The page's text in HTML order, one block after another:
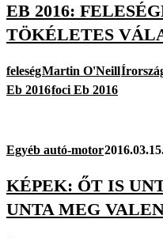
EB 2016:
TÖKÉLETES
feleségMartin O'Neill
Eb 2016foci Eb 2016
Egyéb autó-motor
KÉPEK: ŐT IS
UNTA MEG